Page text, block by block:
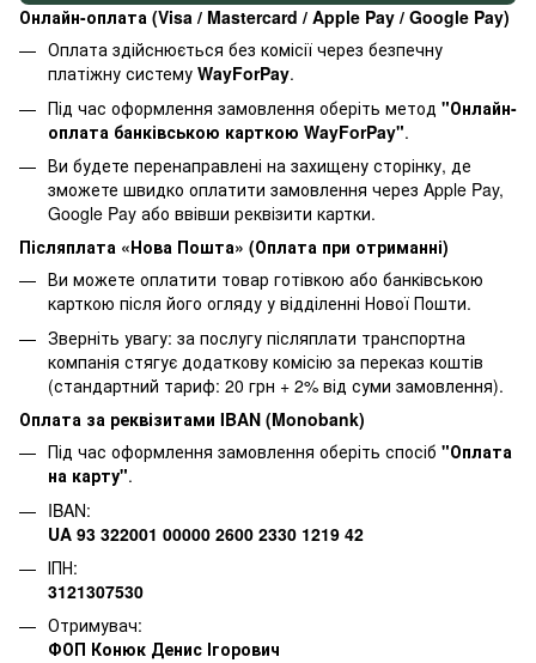
Онлайн-оплата (Visa / Mastercard / Apple Pay / Google Pay)
Оплата здійснюється без комісії через безпечну
платіжну систему WayForPay.
Під час оформлення замовлення оберіть метод "Онлайн-
оплата банківською карткою WayForPay".
Ви будете перенаправлені на захищену сторінку, де
зможете швидко оплатити замовлення через Apple Pay,
Google Pay або ввівши реквізити картки.
Післяплата «Нова Пошта» (Оплата при отриманні)
Ви можете оплатити товар готівкою або банківською
карткою після його огляду у відділенні Нової Пошти.
Зверніть увагу: за послугу післяплати транспортна
компанія стягує додаткову комісію за переказ коштів
(стандартний тариф: 20 грн + 2% від суми замовлення).
Оплата за реквізитами IBAN (Monobank)
Під час оформлення замовлення оберіть спосіб "Оплата
на карту".
IBAN:
UA 93 322001 00000 2600 2330 1219 42
ІПН:
3121307530
Отримувач:
ФОП Конюк Денис Ігорович